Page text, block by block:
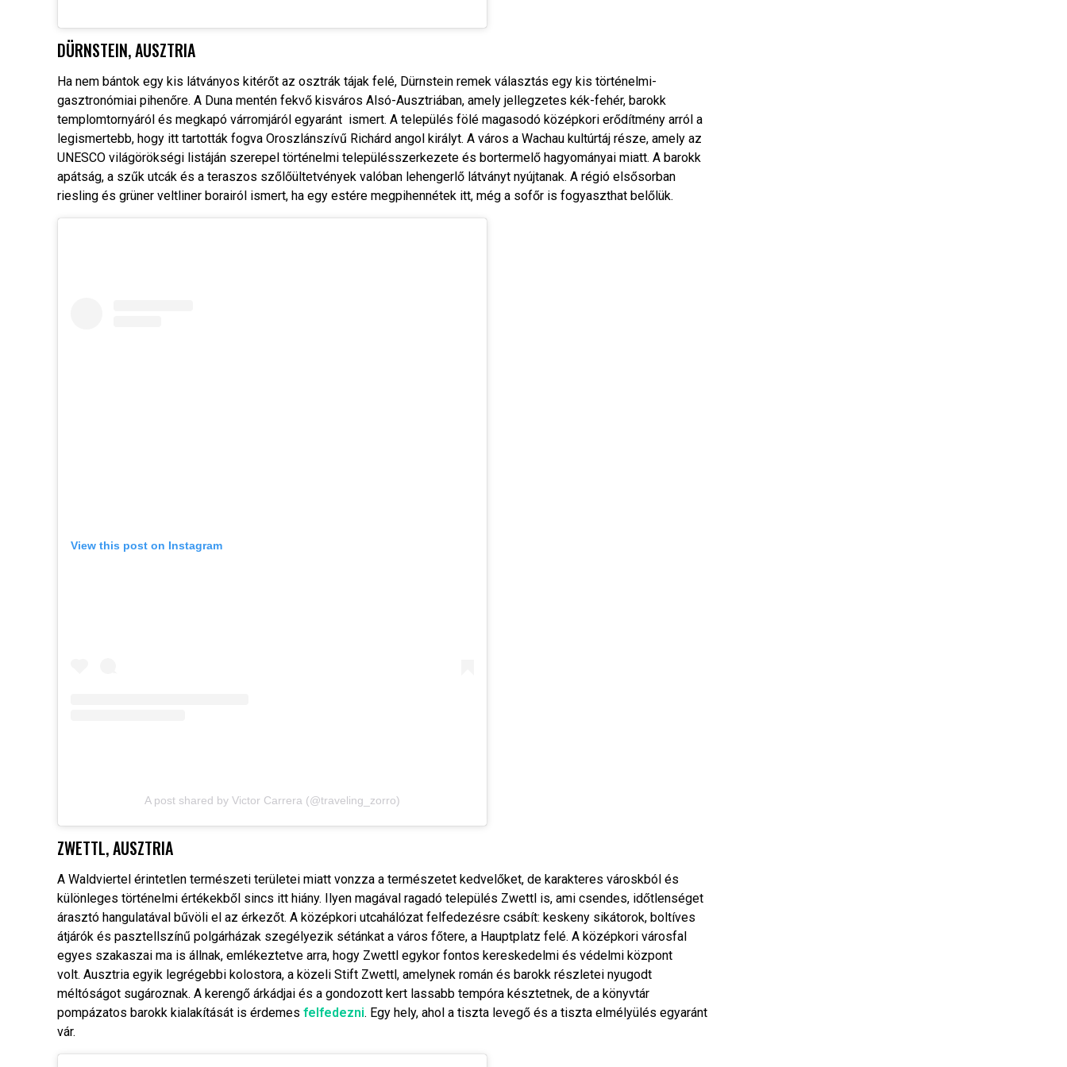
DÜRNSTEIN, AUSZTRIA
Ha nem bántok egy kis látványos kitérőt az osztrák tájak felé, Dürnstein remek választás egy kis történelmi-
gasztronómiai pihenőre. A Duna mentén fekvő kisváros Alsó-Ausztriában, amely jellegzetes kék-fehér, barokk
templomtornyáról és megkapó várromjáról egyaránt ismert. A település fölé magasodó középkori erődítmény arról a
legismertebb, hogy itt tartották fogva Oroszlánszívű Richárd angol királyt. A város a Wachau kultúrtáj része, amely az
UNESCO világörökségi listáján szerepel történelmi településszerkezete és bortermelő hagyományai miatt. A barokk
apátság, a szűk utcák és a teraszos szőlőültetvények valóban lehengerlő látványt nyújtanak. A régió elsősorban
riesling és grüner veltliner borairól ismert, ha egy estére megpihennétek itt, még a sofőr is fogyaszthat belőlük.
View this post on Instagram
A post shared by Victor Carrera (@traveling_zorro)
ZWETTL, AUSZTRIA
A Waldviertel érintetlen természeti területei miatt vonzza a természetet kedvelőket, de karakteres városkból és
különleges történelmi értékekből sincs itt hiány. Ilyen magával ragadó település Zwettl is, ami csendes, időtlenséget
árasztó hangulatával bűvöli el az érkezőt. A középkori utcahálózat felfedezésre csábít: keskeny sikátorok, boltíves
átjárók és pasztellszínű polgárházak szegélyezik sétánkat a város főtere, a Hauptplatz felé. A középkori városfal
egyes szakaszai ma is állnak, emlékeztetve arra, hogy Zwettl egykor fontos kereskedelmi és védelmi központ
volt. Ausztria egyik legrégebbi kolostora, a közeli Stift Zwettl, amelynek román és barokk részletei nyugodt
méltóságot sugároznak. A kerengő árkádjai és a gondozott kert lassabb tempóra késztetnek, de a könyvtár
pompázatos barokk kialakítását is érdemes felfedezni. Egy hely, ahol a tiszta levegő és a tiszta elmélyülés egyaránt
vár.